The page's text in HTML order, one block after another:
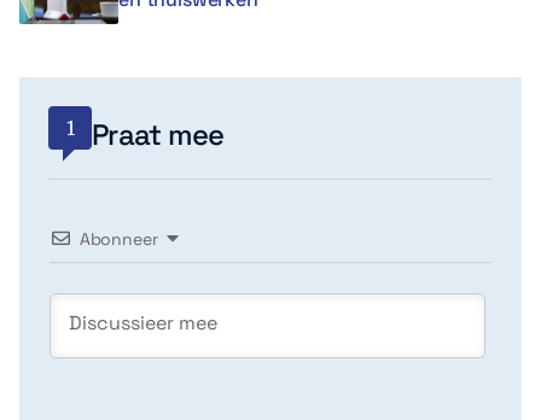
1 Praat mee
Abonneer